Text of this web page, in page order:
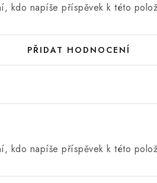
kdo napíše příspěvek k této
PŘIDAT HODNOCENÍ
kdo napíše příspěvek k této